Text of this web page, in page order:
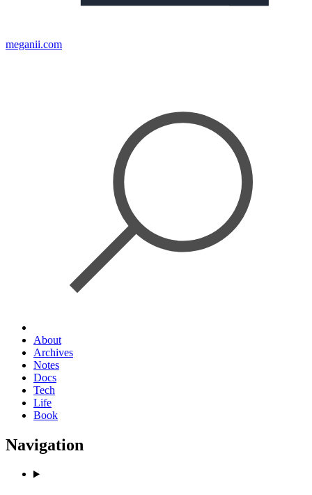
meganii.com
About
Archives
Notes
Docs
Tech
Life
Book
Navigation